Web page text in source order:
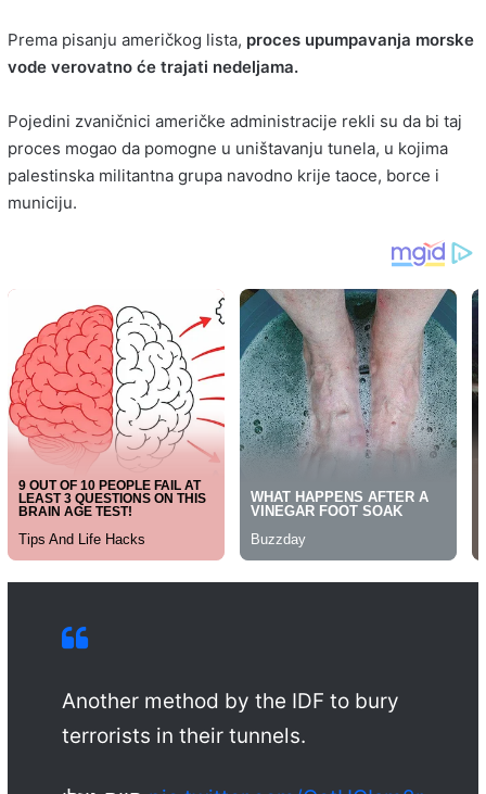
Prema pisanju američkog lista, proces upumpavanja morske
vode verovatno će trajati nedeljama.
Pojedini zvaničnici američke administracije rekli su da bi taj
proces mogao da pomogne u uništavanju tunela, u kojima
palestinska militantna grupa navodno krije taoce, borce i
municiju.
Another method by the IDF to bury
terrorists in their tunnels.